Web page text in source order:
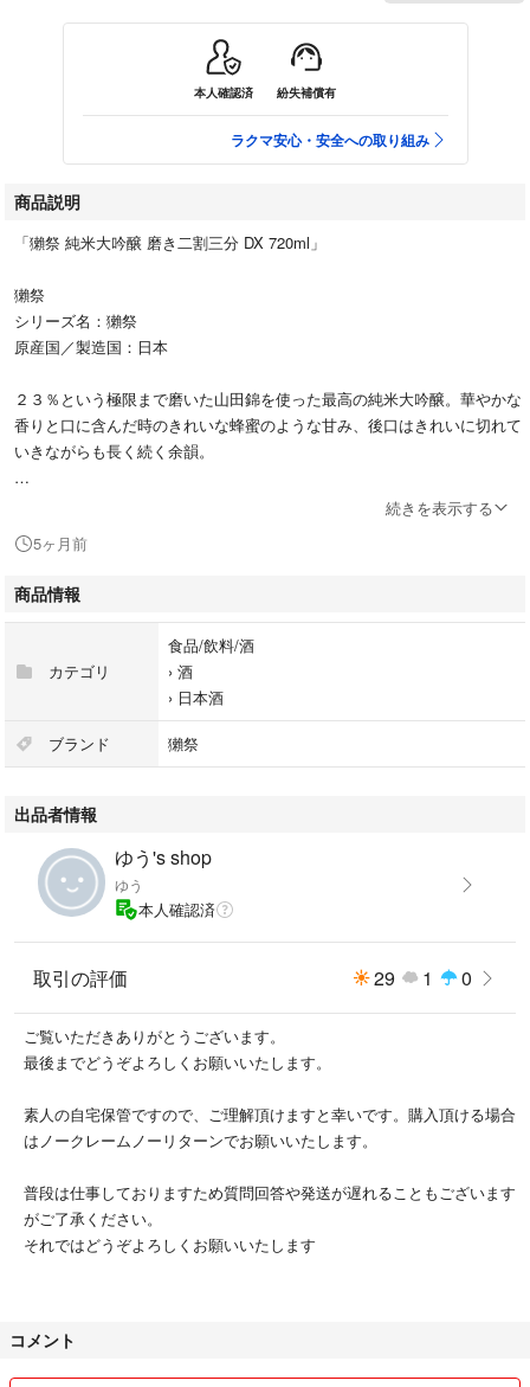
本人確認済 紛失補償有
ラクマ安心・安全への取り組み
商品説明
「獺祭 純米大吟醸 磨き二割三分 DX 720ml」
獺祭
シリーズ名：獺祭
原産国／製造国：日本
２３％という極限まで磨いた山田錦を使った最高の純米大吟醸。華やかな
香りと口に含んだ時のきれいな蜂蜜のような甘み、後口はきれいに切れて
いきながらも長く続く余韻。
#酒
#日本酒
続きを表示する
5ヶ月前
商品情報
カテゴリ
食品/飲料/酒
› 酒
› 日本酒
ブランド 獺祭
出品者情報
ゆう's shop
ゆう
本人確認済
取引の評価 29 1 0
ご覧いただきありがとうございます。
最後までどうぞよろしくお願いいたします。
素人の自宅保管ですので、ご理解頂けますと幸いです。購入頂ける場合
はノークレームノーリターンでお願いいたします。
普段は仕事しておりますため質問回答や発送が遅れることもございます
がご了承ください。
それではどうぞよろしくお願いいたします
コメント